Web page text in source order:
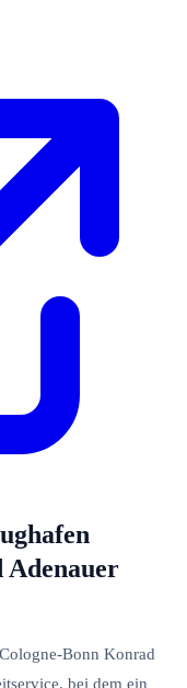
Adenauer
Bonn Konrad
bei dem ein